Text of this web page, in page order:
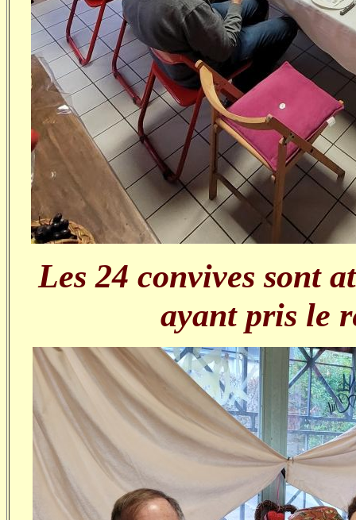
Les 24 convives sont
ayant pris le